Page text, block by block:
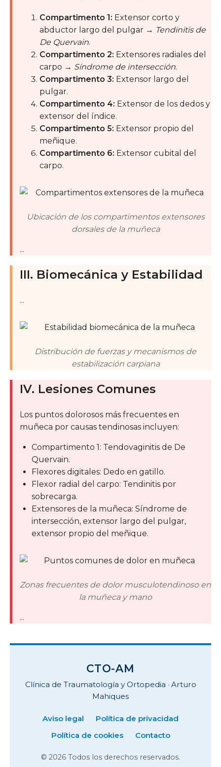
Compartimento 1: Extensor corto y
abductor largo del pulgar → Tendinitis de
De Quervain.
Compartimento 2: Extensores radiales del
carpo → Síndrome de intersección.
Compartimento 3: Extensor largo del
pulgar.
Compartimento 4: Extensor de los dedos y
extensor del índice.
Compartimento 5: Extensor propio del
meñique.
Compartimento 6: Extensor cubital del
carpo.
Ubicación de los compartimentos extensores
dorsales de la muñeca
...
III. Biomecánica y Estabilidad
...
Distribución de fuerzas y mecanismos de
estabilización carpiana
IV. Lesiones Comunes
Los puntos dolorosos más frecuentes en
muñeca por causas tendinosas incluyen:
Compartimento 1: Tendovaginitis de De
Quervain.
Flexores digitales: Dedo en gatillo.
Flexor radial del carpo: Tendinitis por
sobrecarga.
Extensores de la muñeca: Síndrome de
intersección, extensor largo del pulgar,
extensor propio del meñique.
Zonas frecuentes de dolor musculotendinoso en
la muñeca y mano
...
CTO-AM
Clínica de Traumatología y Ortopedia · Arturo
Mahiques
Aviso legal
Política de privacidad
Política de cookies
Contacto
© 2026 Todos los derechos reservados.